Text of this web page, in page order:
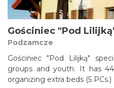
Gościniec "Pod
Podzamcze
Gościniec "Pod Lilijką"
groups and youth. It has
organizing extra beds (5 PCs.)